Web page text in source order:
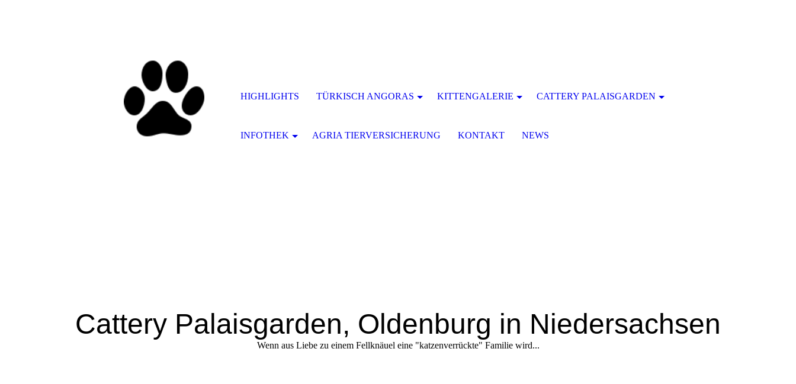
Cattery Palaisgarden, Oldenburg in Niedersachsen
Wenn aus Liebe zu einem Fellknäuel eine "katzenverrückte" Familie wird...
HIGHLIGHTS TÜRKISCH ANGORAS KITTENGALERIE CATTERY PALAISGARDEN
INFOTHEK AGRIA TIERVERSICHERUNG KONTAKT NEWS